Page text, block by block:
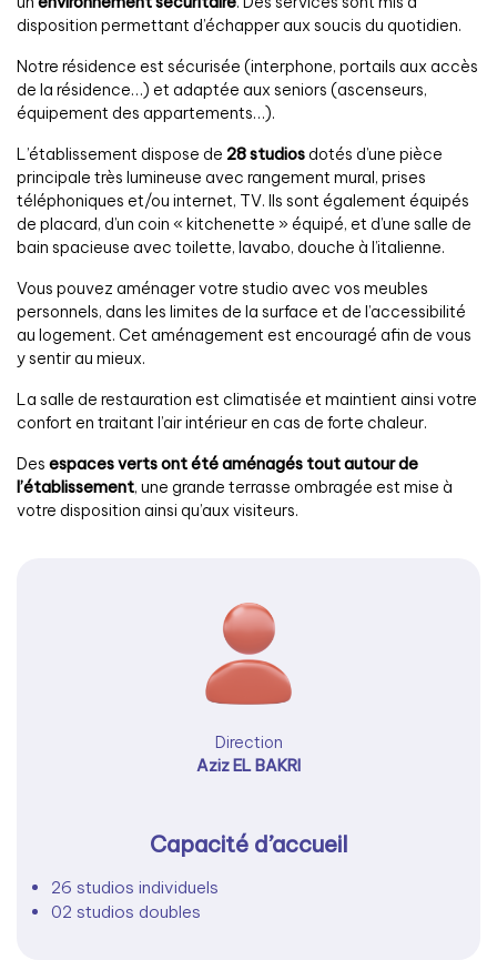
disposition permettant d’échapper aux soucis du quotidien.
Notre résidence est sécurisée (interphone, portails aux accès
de la résidence…) et adaptée aux seniors (ascenseurs,
équipement des appartements…).
L’établissement dispose de 28 studios dotés d’une pièce
principale très lumineuse avec rangement mural, prises
téléphoniques et/ou internet, TV. Ils sont également équipés
de placard, d’un coin « kitchenette » équipé, et d’une salle de
bain spacieuse avec toilette, lavabo, douche à l’italienne.
Vous pouvez aménager votre studio avec vos meubles
personnels, dans les limites de la surface et de l’accessibilité
au logement. Cet aménagement est encouragé afin de vous
y sentir au mieux.
La salle de restauration est climatisée et maintient ainsi votre
confort en traitant l’air intérieur en cas de forte chaleur.
Des espaces verts ont été aménagés tout autour de
l’établissement, une grande terrasse ombragée est mise à
votre disposition ainsi qu’aux visiteurs.
Direction
Aziz EL BAKRI
Capacité d’accueil
26 studios individuels
02 studios doubles